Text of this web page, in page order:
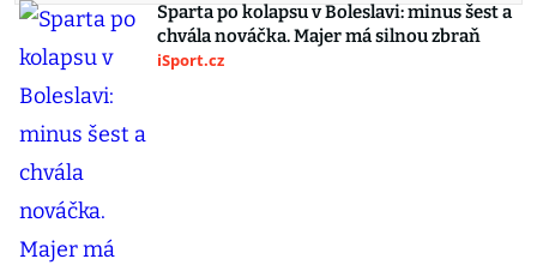
Sparta po kolapsu v Boleslavi: minus šest a
chvála nováčka. Majer má silnou zbraň
iSport.cz